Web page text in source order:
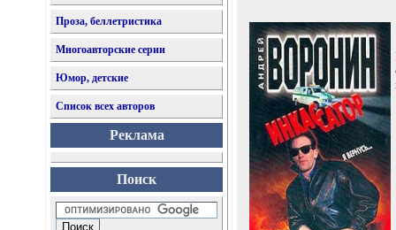
Проза, беллетристика
Многоавторские серии
Юмор, детские
Список всех авторов
Реклама
Поиск